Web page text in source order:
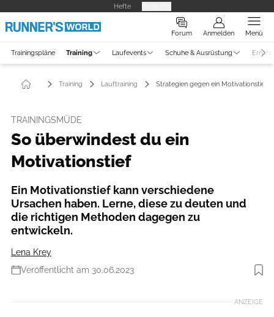
Hefte
Forum Anmelden Menü
Trainingspläne Training Laufevents Schuhe & Ausrüstung
Training Lauftraining Strategien gegen ein Motivationstief
TRAININGSMÜDE
So überwindest du ein
Motivationstief
Ein Motivationstief kann verschiedene
Ursachen haben. Lerne, diese zu deuten und
die richtigen Methoden dagegen zu
entwickeln.
Lena Krey
Veröffentlicht am 30.06.2023
Foto: iStockphoto
ANZEIGE